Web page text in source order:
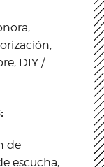
DIY /
de
escucha,